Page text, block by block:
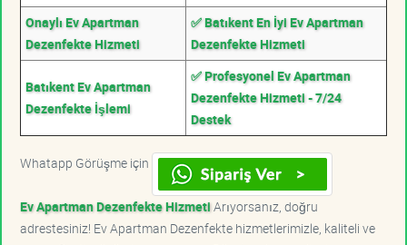
Onaylı Ev Apartman
Dezenfekte Hizmeti
✅ Batıkent En İyi Ev Apartman
Dezenfekte Hizmeti
Batıkent Ev Apartman
Dezenfekte İşlemi
✅ Profesyonel Ev Apartman
Dezenfekte Hizmeti - 7/24
Destek
Whatapp Görüşme için
Ev Apartman Dezenfekte HizmetiArıyorsanız, doğru
adrestesiniz! Ev Apartman Dezenfekte hizmetlerimizle, kaliteli ve